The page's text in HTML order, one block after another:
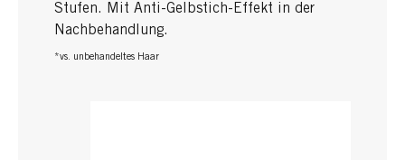
Stufen. Mit Anti-Gelbstich-Effekt in der
Nachbehandlung.
*vs. unbehandeltes Haar